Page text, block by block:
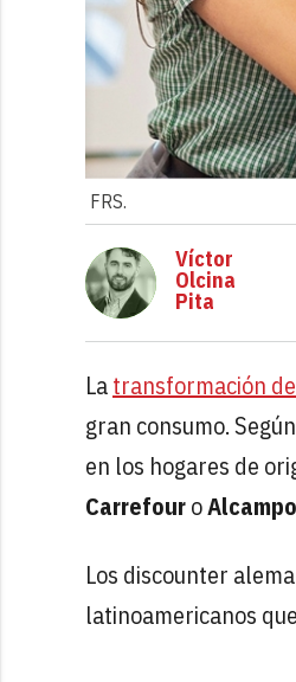
FRS.
Víctor
Olcina
Pita
Latransformación
gran consumo.
en los hogares de
CarrefouroAlcampo
Los discounter
latinoamericanos